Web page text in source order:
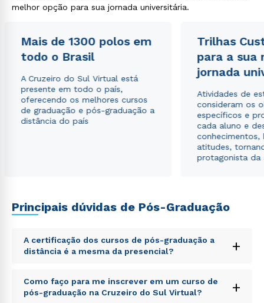
melhor opção para sua jornada universitária.
Mais de 1300 polos em
todo o Brasil
A Cruzeiro do Sul Virtual está
presente em todo o país,
oferecendo os melhores cursos
de graduação e pós-graduação a
distância do país
Trilhas
para a sua
jornada
Atividades de
consideram os
específicos e
cada aluno e
conhecimentos,
atitudes,
protagonista da
Principais dúvidas de Pós-Graduação
A certificação dos cursos de pós-graduação a
distância é a mesma da presencial?
+
Sed ut perspiciatis unde omnis iste natus error sit
voluptatem accusantium doloremque laudantium,
totam rem aperiam, eaque ipsa quae ab illo inventore
Como faço para me inscrever em um curso de
pós-graduação na Cruzeiro do Sul Virtual?
+
envio de conteúdos da Cruzeiro do Sul.